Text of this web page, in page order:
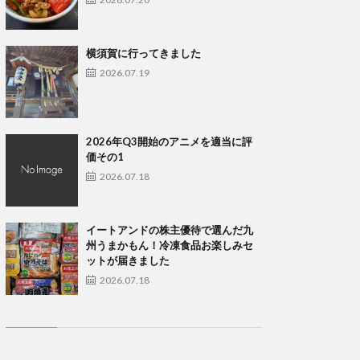
横須賀に行ってきました
2026.07.19
2026年Q3開始のアニメを適当に評
価その1
2026.07.18
イートアンドの株主優待で選んだ九
州うまかもん！冷凍食品お楽しみセ
ットが届きました
2026.07.18